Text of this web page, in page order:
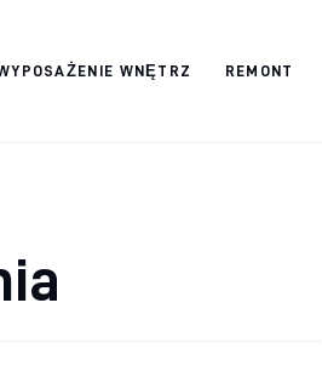
WNĘTRZ REMONT